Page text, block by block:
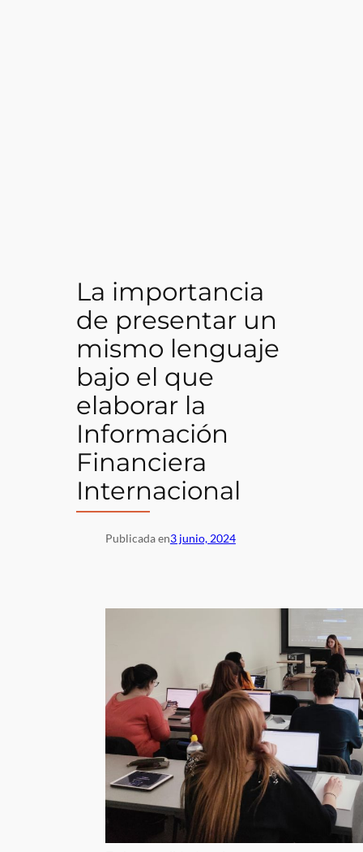
La importancia
de presentar un
mismo lenguaje
bajo el que
elaborar la
Información
Financiera
Internacional
Publicada en3 junio, 2024